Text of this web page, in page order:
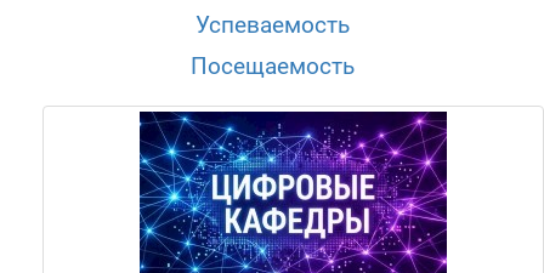
Успеваемость
Поcещаемость